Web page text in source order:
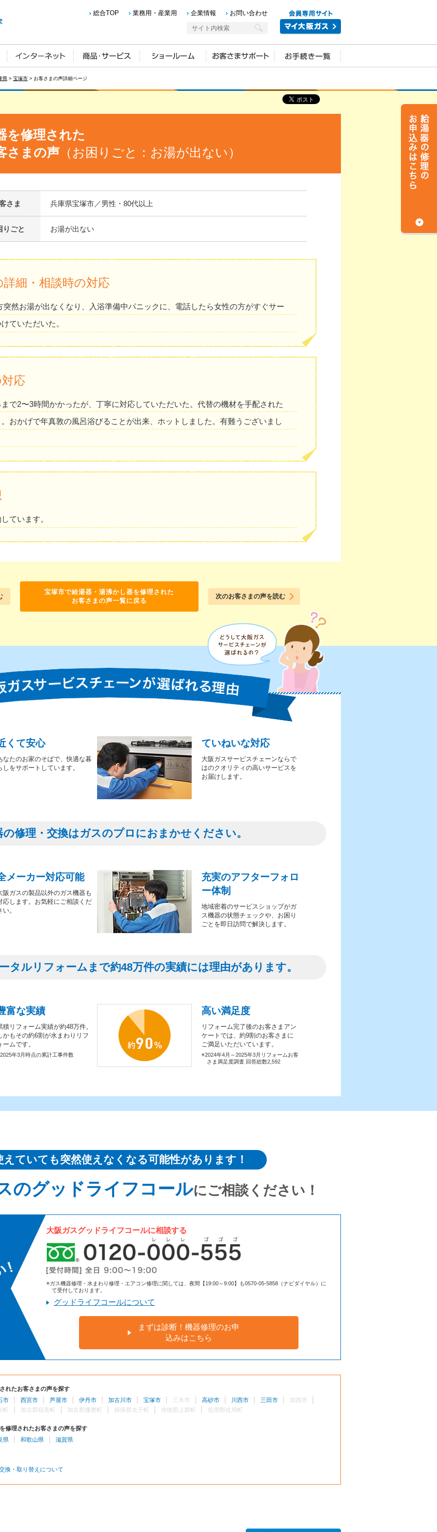
総合TOP 業務用・産業用 企業情報 お問い合わせ
県 > 宝塚市 > お客さまの声詳細ページ
を修理された
さまの声 （お困りごと：お湯が出ない）
さま 兵庫県宝塚市／男性・80代以上
りごと お湯が出ない
細・相談時の対応
突然お湯が出なくなり、入浴準備中パニックに、電話したら女性の方がすぐサー
ていただいた。
応
で2〜3時間かかったが、丁寧に対応していただいた。代替の機材を手配された
おかげで年真敦の風呂浴びることが出来、ホットしました。有難うございまし
ています。
宝塚市で給湯器・湯沸かし器を修理された
お客さまの声一覧に戻る
次のお客さまの声を読む
くて安心
なたのお家のそばで、快適な暮
しをサポートしています。
ていねいな対応
大阪ガスサービスチェーンならで
はのクオリティの高いサービスを
お届けします。
の修理・交換はガスのプロにおまかせください。
メーカー対応可能
阪ガスの製品以外のガス機器も
応します。お気軽にご相談くだ
い。
充実のアフターフォロ
ー体制
地域密着のサービスショップがガ
ス機器の状態チェックや、お困り
ごとを即日訪問で解決します。
タルリフォームまで約48万件の実績には理由があります。
富な実績
積リフォーム実績が約48万件。
かもその約6割が水まわりリフ
ームです。
年3月時点の累計工事件数
高い満足度
リフォーム完了後のお客さまアン
ケートでは、約9割のお客さまに
ご満足いただいています。
※2024年4月～2025年3月リフォームお客
さま満足度調査 回答総数2,592
えていても突然使えなくなる可能性があります！
のグッドライフコールにご相談ください！
大阪ガスグッドライフコールに相談する
※ガス機器修理・水まわり修理・エアコン修理に関しては、夜間【19:00～9:00】も0570-05-5858（ナビダイヤル）に
て受付しております。
グッドライフコールについて
まずは診断！機器修理のお申
込みはこちら
れたお客さまの声を探す
市
西宮市 芦屋市 伊丹市 加古川市 宝塚市 三木市 高砂市 川西市 三田市
加西市
加古郡稲美町 加古郡播磨町 揖保郡太子町 赤穂郡上郡町 佐用郡佐用町
修理されたお客さまの声を探す
県
和歌山県 滋賀県
換・取り替えについて